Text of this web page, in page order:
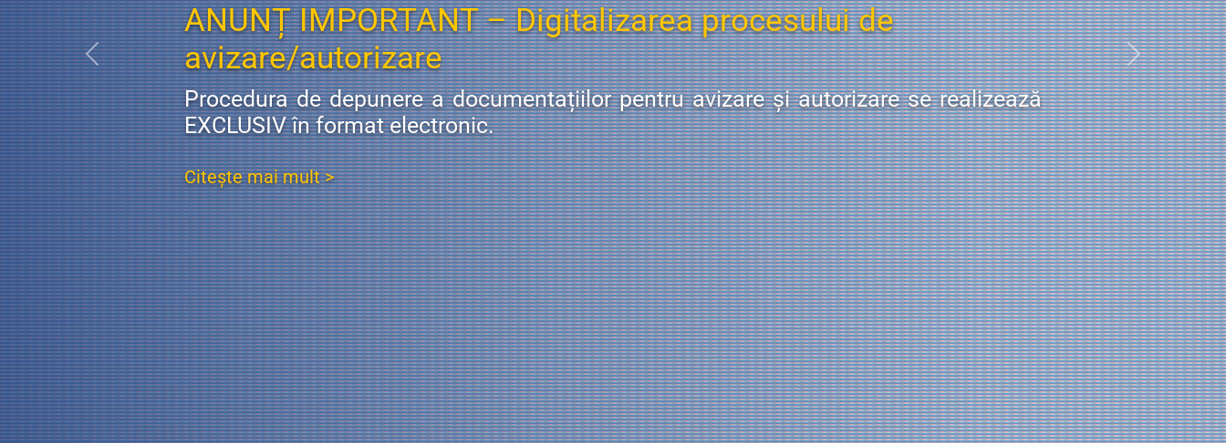
ANUNȚ IMPORTANT – Digitalizarea procesului de
avizare/autorizare
Procedura de depunere a documentațiilor pentru avizare și autorizare se realizează
EXCLUSIV în format electronic.
Citește mai mult >
Previous Next